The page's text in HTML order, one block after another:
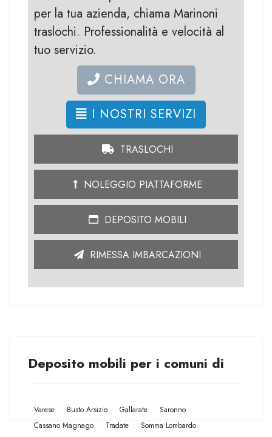
per la tua azienda, chiama Marinoni
traslochi. Professionalità e velocità al
tuo servizio.
CHIAMA ORA
I NOSTRI SERVIZI
TRASLOCHI
NOLEGGIO PIATTAFORME
DEPOSITO MOBILI
RIMESSA IMBARCAZIONI
Deposito mobili per i comuni di
Varese Busto Arsizio Gallarate
Saronno
Cassano Magnago
Tradate
Somma Lombardo